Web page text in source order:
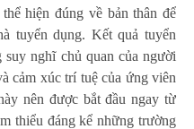
hiện đúng về bản thân để
tuyển dụng. Kết quả tuyển
nghĩ chủ quan của người
cảm xúc trí tuệ của ứng viên
nên được bắt đầu ngay từ
thiểu đáng kể những trường